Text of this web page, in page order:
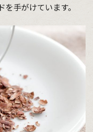
手がけています。